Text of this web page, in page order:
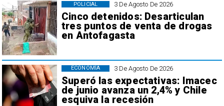
3 De Agosto De 2026
Cinco detenidos: Desarticulan
tres puntos de venta de drogas
en Antofagasta
POLICIAL
3 De Agosto De 2026
Superó las expectativas: Imacec
de junio avanza un 2,4% y Chile
esquiva la recesión
ECONOMÍA